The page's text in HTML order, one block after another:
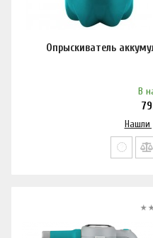
Опрыскиватель
В
Нашли